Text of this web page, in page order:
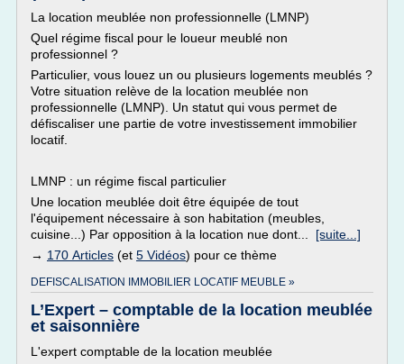
La location meublée non professionnelle (LMNP)
Quel régime fiscal pour le loueur meublé non
professionnel ?
Particulier, vous louez un ou plusieurs logements meublés ?
Votre situation relève de la location meublée non
professionnelle (LMNP). Un statut qui vous permet de
défiscaliser une partie de votre investissement immobilier
locatif.
LMNP : un régime fiscal particulier
Une location meublée doit être équipée de tout
l'équipement nécessaire à son habitation (meubles,
cuisine...) Par opposition à la location nue dont... [suite...]
→ 170 Articles (et 5 Vidéos) pour ce thème
DEFISCALISATION IMMOBILIER LOCATIF MEUBLE »
L’Expert – comptable de la location meublée
et saisonnière
L'expert comptable de la location meublée